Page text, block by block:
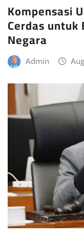
Kompensasi
Cerdas
Negara
Admin